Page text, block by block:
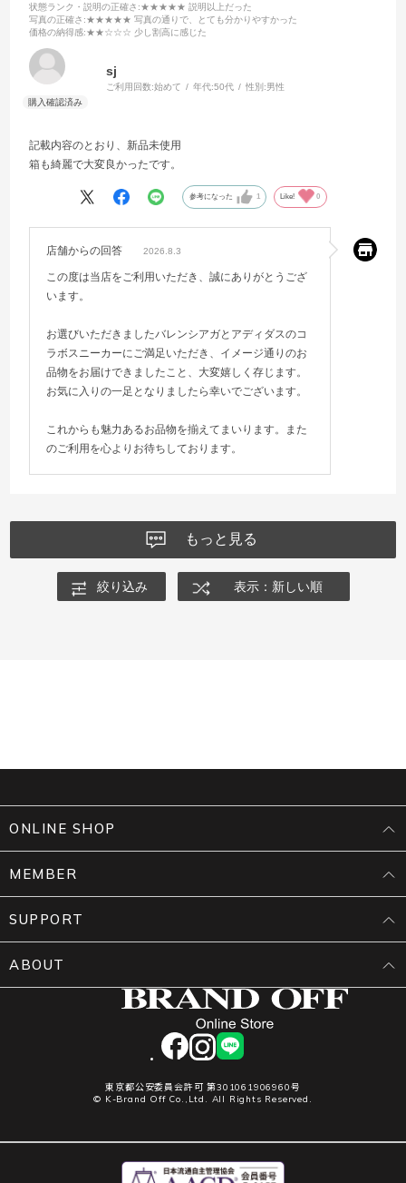
状態ランク・説明の正確さ :★★★★★ 説明以上だった
写真の正確さ :★★★★★ 写真の通りで、とても分かりやすかった
価格の納得感:★★☆☆☆ 少し割高に感じた
sj
ご利用回数:始めて 年代:50代 性別:男性
記載内容のとおり、新品未使用
箱も綺麗で大変良かったです。
参考になった 1 Like! 0
店舗からの回答 2026.8.3
この度は当店をご利用いただき、誠にありがとうござ
います。
お選びいただきましたバレンシアガとアディダスのコ
ラボスニーカーにご満足いただき、イメージ通りのお
品物をお届けできましたこと、大変嬉しく存じます。
お気に入りの一足となりましたら幸いでございます。
これからも魅力あるお品物を揃えてまいります。また
のご利用を心よりお待ちしております。
もっと見る
絞り込み 表示：新しい順
facebookinstagram
LINE
東京都公安委員会許可 第301061906960号
© K-Brand Off Co.,Ltd. All Rights Reserved.
ONLINE SHOP
MEMBER
SUPPORT
ABOUT